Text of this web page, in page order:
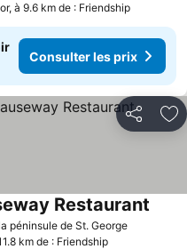
à 9.6 km de : Friendship
Consulter les prix
Partager
péninsule de St. George
Restaurant
km de : Friendship